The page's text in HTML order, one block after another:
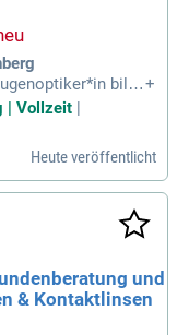
bilde
Mit Deiner Kom
Auftreten be
+
| Vollzeit |
Heute veröffentlicht
und
& Kontaktlinsen